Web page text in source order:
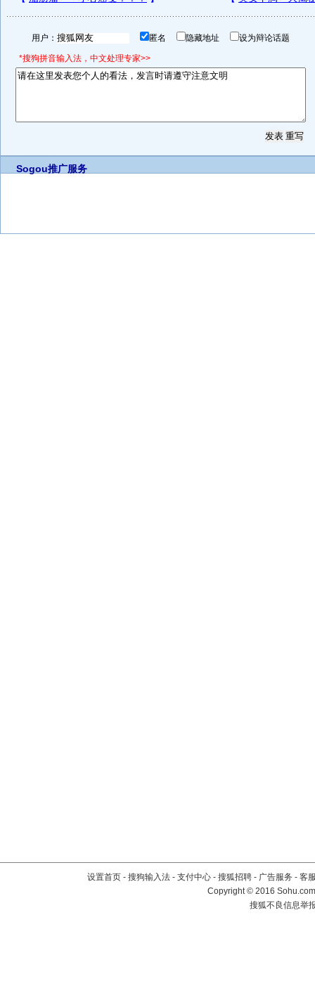
用户： 匿名 隐藏地址 设为辩论话题
*搜狗拼音输入法，中文处理专家>>
Sogou推广服务
设置首页 - 搜狗输入法 - 支付中心 - 搜狐招聘 - 广告服务 - 客
Copyright©2016
搜狐不良信息举